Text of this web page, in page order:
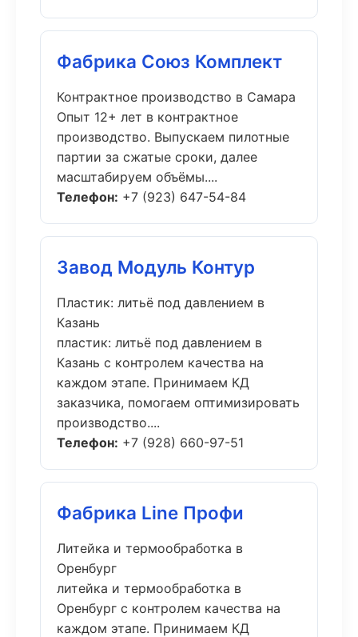
Фабрика Союз Комплект
Контрактное производство в Самара
Опыт 12+ лет в контрактное
производство. Выпускаем пилотные
партии за сжатые сроки, далее
масштабируем объёмы....
Телефон: +7 (923) 647-54-84
Завод Модуль Контур
Пластик: литьё под давлением в
Казань
пластик: литьё под давлением в
Казань с контролем качества на
каждом этапе. Принимаем КД
заказчика, помогаем оптимизировать
производство....
Телефон: +7 (928) 660-97-51
Фабрика Line Профи
Литейка и термообработка в
Оренбург
литейка и термообработка в
Оренбург с контролем качества на
каждом этапе. Принимаем КД